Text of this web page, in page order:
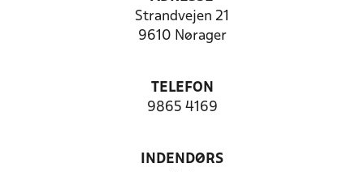
Strandvejen 21
9610 Nørager
TELEFON
9865 4169
INDENDØRS